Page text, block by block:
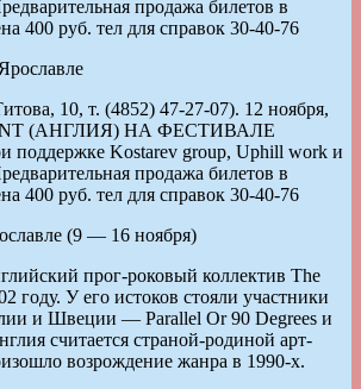
продажа билетов в
400 руб. тел для справок 30-40-76
10, т. (4852) 47-27-07). 12 ноября,
(АНГЛИЯ) НА ФЕСТИВАЛЕ
поддержке Kostarev group, Uphill work и
продажа билетов в
400 руб. тел для справок 30-40-76
прог-роковый коллектив The
году. У его истоков стояли участники
и Швеции — Parallel Or 90 Degrees и
считается страной-родиной арт-
возрождение жанра в 1990-х.